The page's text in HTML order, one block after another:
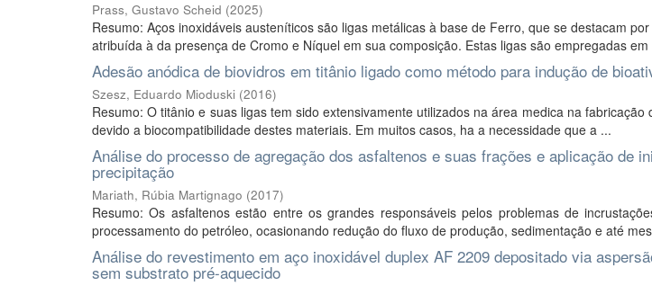
Prass, Gustavo Scheid (2025)
Resumo: Aços inoxidáveis austeníticos são ligas metálicas à base de Ferro, que se destacam
atribuída à da presença de Cromo e Níquel em sua composição. Estas ligas são empregadas em
Adesão anódica de biovidros em titânio ligado como método para indução de
Szesz, Eduardo Mioduski (2016)
Resumo: O titânio e suas ligas tem sido extensivamente utilizados na área medica na
devido a biocompatibilidade destes materiais. Em muitos casos, ha a necessidade que a ...
Análise do processo de agregação dos asfaltenos e suas frações e aplicação de
precipitação
Mariath, Rúbia Martignago (2017)
Resumo: Os asfaltenos estão entre os grandes responsáveis pelos problemas de
processamento do petróleo, ocasionando redução do fluxo de produção, sedimentação e até
Análise do revestimento em aço inoxidável duplex AF 2209 depositado via
sem substrato pré-aquecido